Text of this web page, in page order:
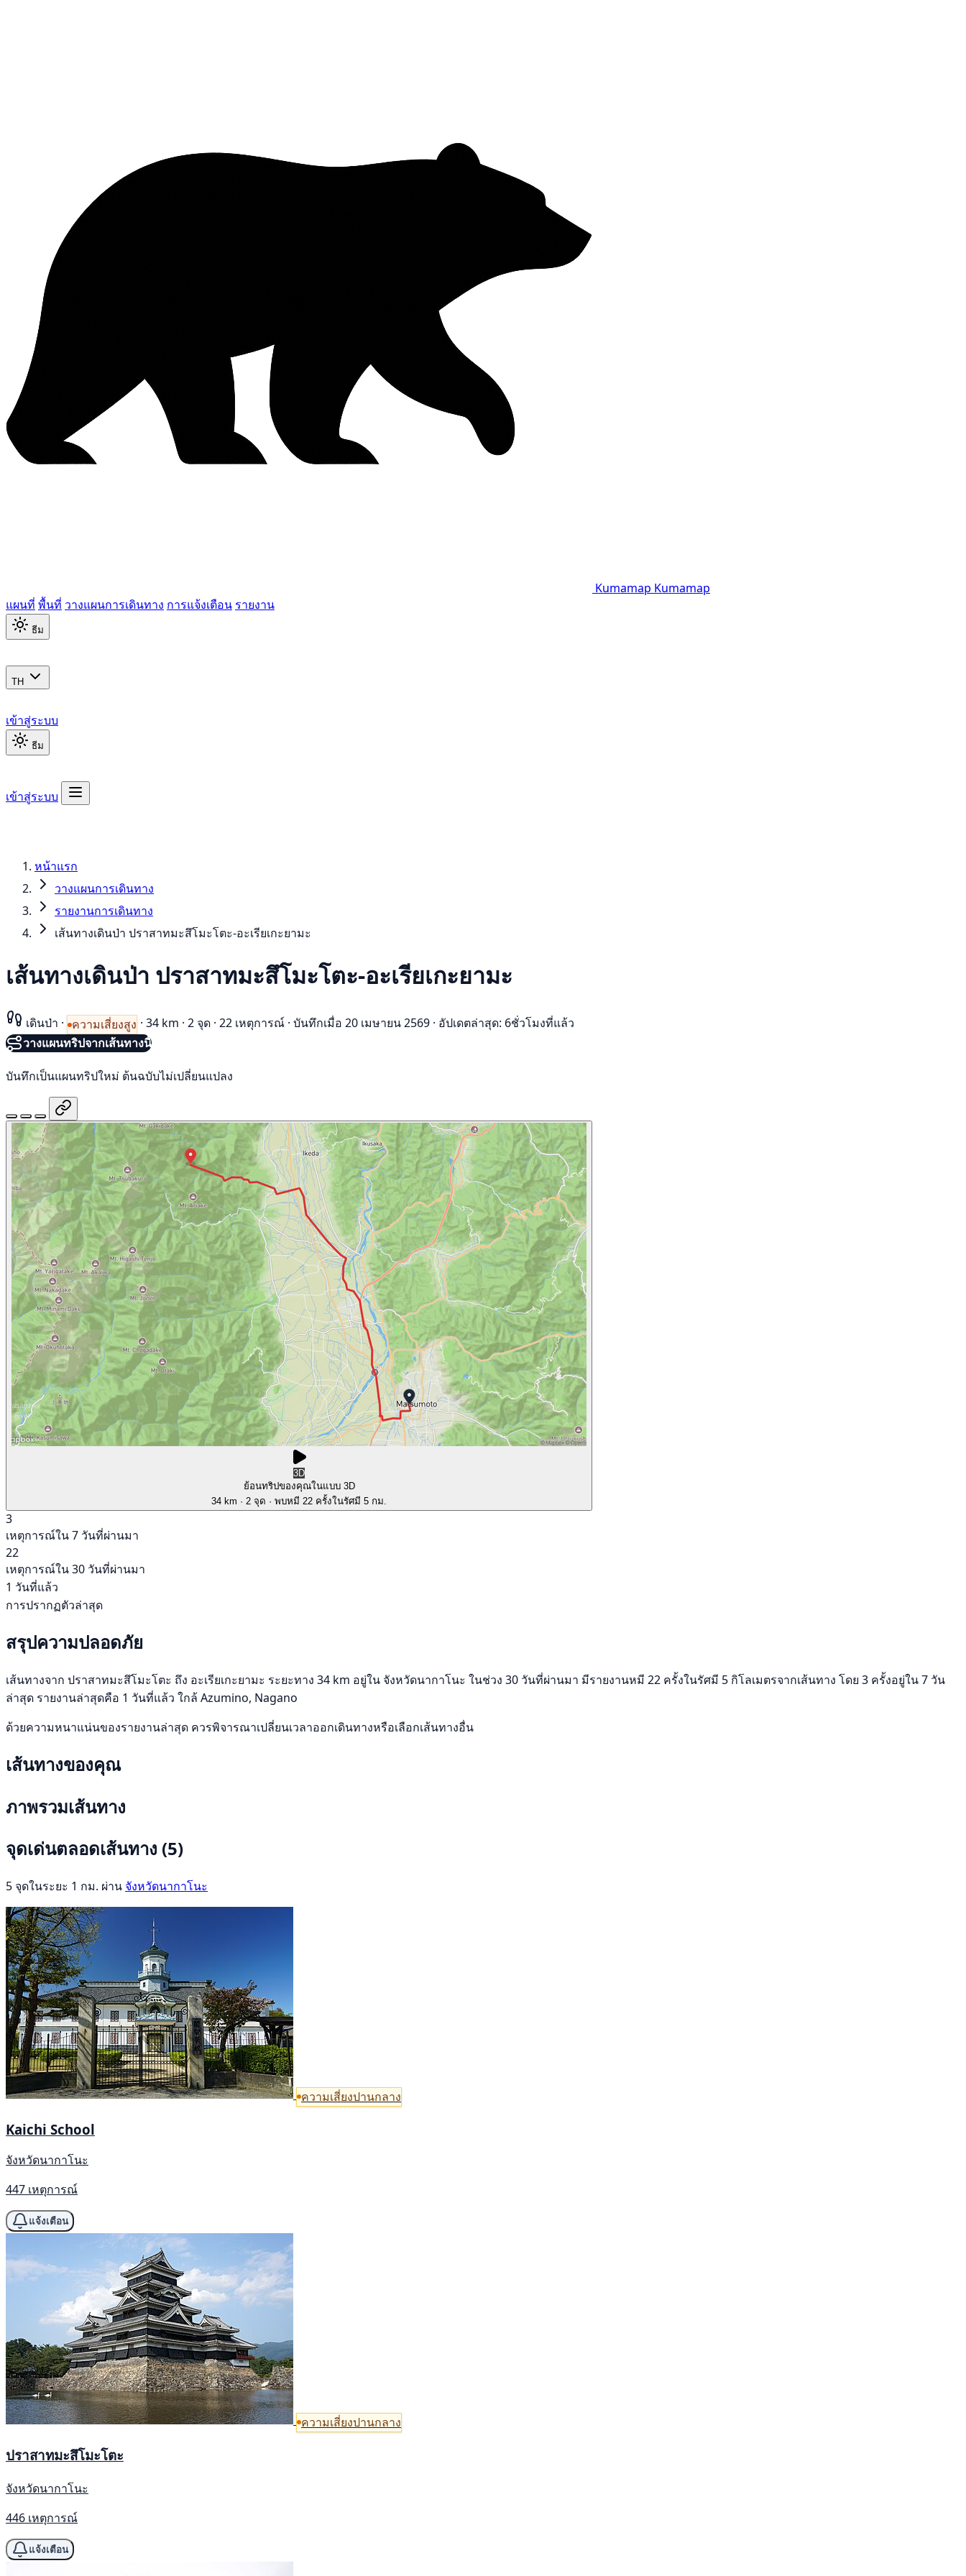
Kumamap Kumamap
แผนที่ พื้นที่ วางแผนการเดินทาง การแจ้งเตือน รายงาน
ธีม
TH
เข้าสู่ระบบ
ธีม
เข้าสู่ระบบ
หน้าแรก
วางแผนการเดินทาง
รายงานการเดินทาง
เส้นทางเดินป่า ปราสาทมะสึโมะโตะ-อะเรียเกะยามะ
เส้นทางเดินป่า ปราสาทมะสึโมะโตะ-อะเรียเกะยามะ
เดินป่า · ความเสี่ยงสูง · 34 km · 2 จุด · 22 เหตุการณ์ · บันทึกเมื่อ 20 เมษายน 2569 · อัปเดตล่าสุด: 6ชั่วโมงที่แล้ว
วางแผนทริปจากเส้นทางนี้
บันทึกเป็นแผนทริปใหม่ ต้นฉบับไม่เปลี่ยนแปลง
3D
ย้อนทริปของคุณในแบบ 3D
34 km · 2 จุด · พบหมี 22 ครั้งในรัศมี 5 กม.
3
เหตุการณ์ใน 7 วันที่ผ่านมา
22
เหตุการณ์ใน 30 วันที่ผ่านมา
1 วันที่แล้ว
การปรากฏตัวล่าสุด
สรุปความปลอดภัย
เส้นทางจาก ปราสาทมะสึโมะโตะ ถึง อะเรียเกะยามะ ระยะทาง 34 km อยู่ใน จังหวัดนากาโนะ ในช่วง 30 วันที่ผ่านมา มีรายงานหมี 22 ครั้งในรัศมี 5 กิโลเมตรจากเส้นทาง โดย 3 ครั้งอยู่ใน 7 วัน
ล่าสุด รายงานล่าสุดคือ 1 วันที่แล้ว ใกล้ Azumino, Nagano
ด้วยความหนาแน่นของรายงานล่าสุด ควรพิจารณาเปลี่ยนเวลาออกเดินทางหรือเลือกเส้นทางอื่น
เส้นทางของคุณ
ภาพรวมเส้นทาง
จุดเด่นตลอดเส้นทาง (5)
5 จุดในระยะ 1 กม. ผ่าน จังหวัดนากาโนะ
ความเสี่ยงปานกลาง
Kaichi School
จังหวัดนากาโนะ
447 เหตุการณ์
แจ้งเตือน
ความเสี่ยงปานกลาง
ปราสาทมะสึโมะโตะ
จังหวัดนากาโนะ
446 เหตุการณ์
แจ้งเตือน